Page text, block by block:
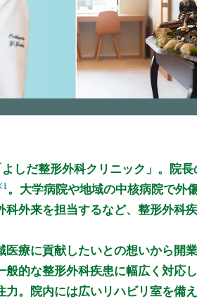
しだ整形外科クリニック」。院長
。大学病院や地域の中核病院で外
外来を担当するなど、整形外科
療に貢献したいとの想いから開
的な整形外科疾患に幅広く対応
。院内には広いリハビリ室を備